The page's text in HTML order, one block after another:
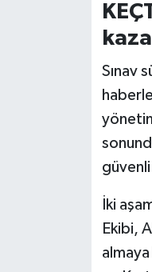
Sınav
güvenli
İki
Ekibi,